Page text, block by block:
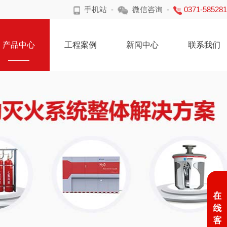
手机站- 微信咨询 - 0371-
产品中心 工程案例 新闻中心 联系我们